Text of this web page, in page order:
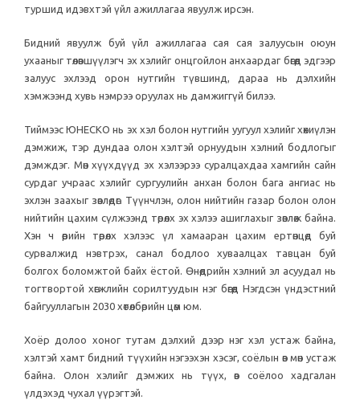
туршид идэвхтэй үйл ажиллагаа явуулж ирсэн.
Бидний явуулж буй үйл ажиллагаа сая сая залуусын оюун
ухааныг төлөвшүүлэгч эх хэлийг онцгойлон анхаардаг бөгөөд эдгээр
залуус эхлээд орон нутгийн түвшинд, дараа нь дэлхийн
хэмжээнд хувь нэмрээ оруулах нь дамжиггүй билээ.
Тиймээс ЮНЕСКО нь эх хэл болон нутгийн уугуул хэлийг хөхиүлэн
дэмжиж, тэр дундаа олон хэлтэй орнуудын хэлний бодлогыг
дэмждэг. Мөн хүүхдүүд эх хэлээрээ суралцахдаа хамгийн сайн
сурдаг учраас хэлийг сургуулийн анхан болон бага ангиас нь
эхлэн заахыг зөвлөдөг. Түүнчлэн, олон нийтийн газар болон олон
нийтийн цахим сүлжээнд төрөлх эх хэлээ ашиглахыг зөвлөж байна.
Хэн ч өөрийн төрөлх хэлээс үл хамааран цахим ертөнцөд буй
сурвалжид нэвтрэх, санал бодлоо хуваалцах тавцан буй
болгох боломжтой байх ёстой. Өнөөдрийн хэлний эл асуудал нь
тогтвортой хөгжлийн сорилтуудын нэг бөгөөд Нэгдсэн үндэстний
байгууллагын 2030 хөтөлбөрийн цөм юм.
Хоёр долоо хоног тутам дэлхий дээр нэг хэл устаж байна,
хэлтэй хамт бидний түүхийн нэгээхэн хэсэг, соёлын өв мөн устаж
байна. Олон хэлийг дэмжих нь түүх, өв соёлоо хадгалан
үлдэхэд чухал үүрэгтэй.